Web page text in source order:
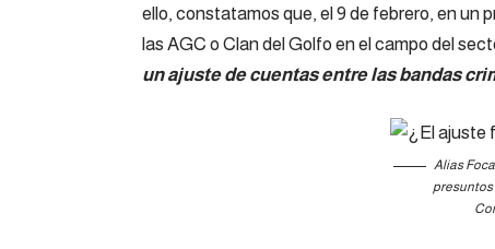
ello, constatamos que, el 9 de febrero, en un
las AGC o Clan del Golfo en el campo del
un ajuste de cuentas entre las bandas
Alias
presuntos